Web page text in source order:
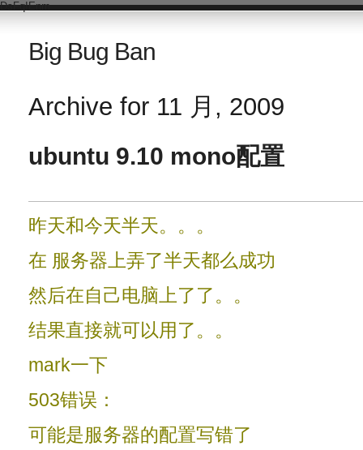
DsFqIEnm
Big Bug Ban
Archive for 11 月, 2009
ubuntu 9.10 mono配置
昨天和今天半天。。。
在 服务器上弄了半天都么成功
然后在自己电脑上了了。。
结果直接就可以用了。。
mark一下
503错误：
可能是服务器的配置写错了